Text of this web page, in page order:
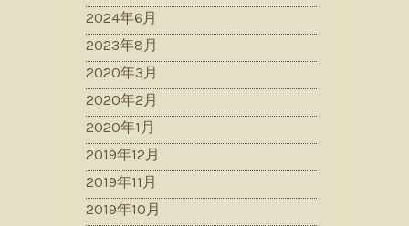
2024年6月
2023年8月
2020年3月
2020年2月
2020年1月
2019年12月
2019年11月
2019年10月